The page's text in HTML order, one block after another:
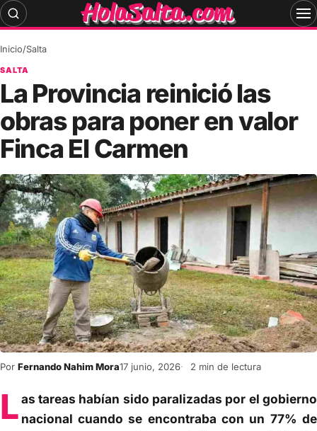
Skip
to
Inicio/Salta
SALTA
La Provincia reinició las
obras para poner en valor
Finca El Carmen
Por Fernando Nahim Mora17 junio, 2026 2 min de lectura
Las tareas habían sido paralizadas por el gobierno
nacional cuando se encontraba con un 77% de